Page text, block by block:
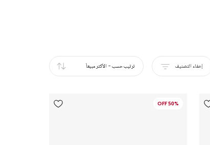
إخفاء التصنيف ترتيب حسب- الأكثر مبيعاً
50% OFF